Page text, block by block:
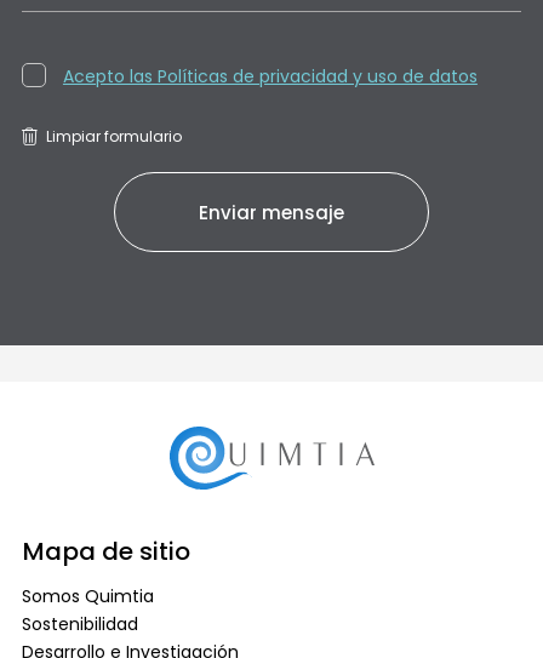
Acepto las Políticas de privacidad y uso de datos
Limpiar formulario
Mapa de sitio
Somos Quimtia
Sostenibilidad
Desarrollo e Investigación